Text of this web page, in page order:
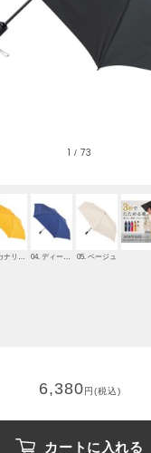
1 /73
05. ベージュ
6,380円(税込)
カートに入れる